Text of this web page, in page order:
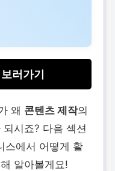
러가기
왜 콘텐츠 제작의
시죠? 다음 섹션
스에서 어떻게 활
알아볼게요!